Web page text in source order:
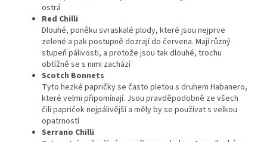
ostrá
Red Chilli
Dlouhé, poněku svraskalé plody, které jsou nejprve
zelené a pak postupně dozrají do červena. Mají různý
stupeň pálivosti, a protože jsou tak dlouhé, trochu
obtížně se s nimi zachází
Scotch Bonnets
Tyto hezké papričky se často pletou s druhem Habanero,
které velmi připomínají. Jsou pravděpodobně ze všech
čili papriček nejpálivější a měly by se používat s velkou
opatrností
Serrano Chilli